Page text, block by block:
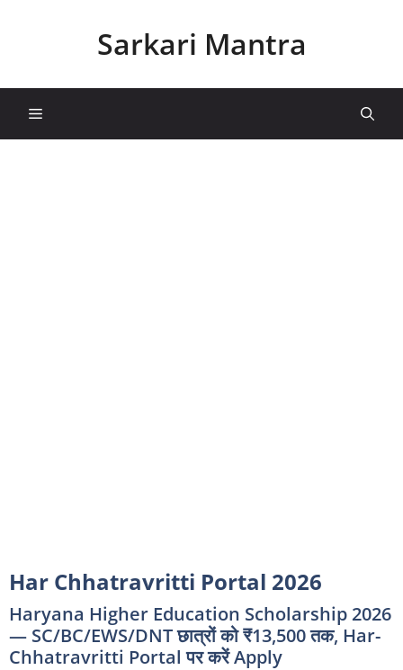
Sarkari Mantra
Menu
Har Chhatravritti Portal 2026
Haryana Higher Education Scholarship 2026
— SC/BC/EWS/DNT छात्रों को ₹13,500 तक, Har-
Chhatravritti Portal पर करें Apply